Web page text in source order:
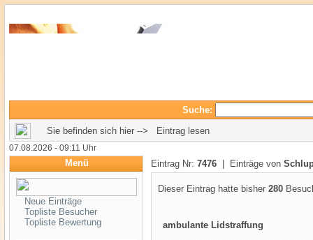
Suche:
Sie befinden sich hier --> Eintrag lesen
07.08.2026 - 09:11 Uhr
Menü
Neue Einträge
Topliste Besucher
Topliste Bewertung
Eintrag Nr: 7476 | Einträge von
Dieser Eintrag hatte bisher 280
ambulante Lidstraffung